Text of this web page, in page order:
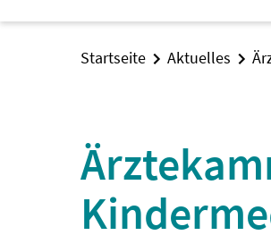
Startseite Aktuelles